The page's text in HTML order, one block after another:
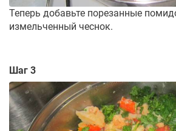
Теперь добавьте порезанные
измельченный чеснок.
Шаг 3